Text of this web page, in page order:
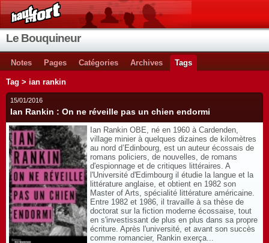
Le Bouquineur
Notes Pages Catégories Archives Tags
Tag > ian rankin
15/01/2016
Ian Rankin : On ne réveille pas un chien endormi
Ian Rankin OBE, né en 1960 à Cardenden,
village minier à quelques dizaines de kilomètres
au nord d’Edinbourg, est un auteur écossais de
romans policiers, de nouvelles, de romans
d'espionnage et de critiques littéraires. A
l'Université d'Edimbourg il étudie la langue et la
littérature anglaise, et obtient en 1982 son
Master of Arts, spécialité littérature américaine.
Entre 1982 et 1986, il travaille à sa thèse de
doctorat sur la fiction moderne écossaise, tout
en s'investissant de plus en plus dans sa propre
écriture. Après l'université, et avant son succès
comme romancier, Rankin exerça...